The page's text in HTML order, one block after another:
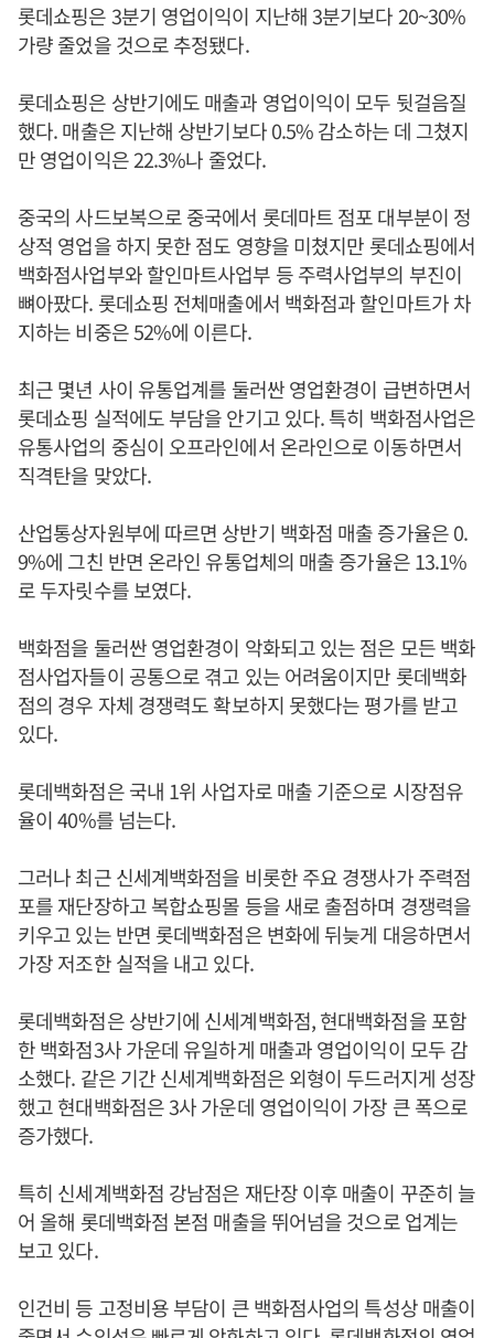
롯데쇼핑은 3분기 영업이익이 지난해 3분기보다 20~30%
가량 줄었을 것으로 추정됐다.
롯데쇼핑은 상반기에도 매출과 영업이익이 모두 뒷걸음질
했다. 매출은 지난해 상반기보다 0.5% 감소하는 데 그쳤지
만 영업이익은 22.3%나 줄었다.
중국의 사드보복으로 중국에서 롯데마트 점포 대부분이 정
상적 영업을 하지 못한 점도 영향을 미쳤지만 롯데쇼핑에서
백화점사업부와 할인마트사업부 등 주력사업부의 부진이
뼈아팠다. 롯데쇼핑 전체매출에서 백화점과 할인마트가 차
지하는 비중은 52%에 이른다.
최근 몇년 사이 유통업계를 둘러싼 영업환경이 급변하면서
롯데쇼핑 실적에도 부담을 안기고 있다. 특히 백화점사업은
유통사업의 중심이 오프라인에서 온라인으로 이동하면서
직격탄을 맞았다.
산업통상자원부에 따르면 상반기 백화점 매출 증가율은 0.
9%에 그친 반면 온라인 유통업체의 매출 증가율은 13.1%
로 두자릿수를 보였다.
백화점을 둘러싼 영업환경이 악화되고 있는 점은 모든 백화
점사업자들이 공통으로 겪고 있는 어려움이지만 롯데백화
점의 경우 자체 경쟁력도 확보하지 못했다는 평가를 받고
있다.
롯데백화점은 국내 1위 사업자로 매출 기준으로 시장점유
율이 40%를 넘는다.
그러나 최근 신세계백화점을 비롯한 주요 경쟁사가 주력점
포를 재단장하고 복합쇼핑몰 등을 새로 출점하며 경쟁력을
키우고 있는 반면 롯데백화점은 변화에 뒤늦게 대응하면서
가장 저조한 실적을 내고 있다.
롯데백화점은 상반기에 신세계백화점, 현대백화점을 포함
한 백화점3사 가운데 유일하게 매출과 영업이익이 모두 감
소했다. 같은 기간 신세계백화점은 외형이 두드러지게 성장
했고 현대백화점은 3사 가운데 영업이익이 가장 큰 폭으로
증가했다.
특히 신세계백화점 강남점은 재단장 이후 매출이 꾸준히 늘
어 올해 롯데백화점 본점 매출을 뛰어넘을 것으로 업계는
보고 있다.
인건비 등 고정비용 부담이 큰 백화점사업의 특성상 매출이